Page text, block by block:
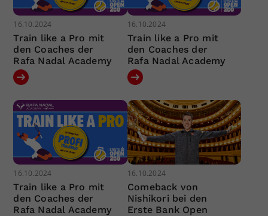
16.10.2024
Train like a Pro mit
den Coaches der
Rafa Nadal Academy
16.10.2024
Train like a Pro mit
den Coaches der
Rafa Nadal Academy
16.10.2024
Train like a Pro mit
den Coaches der
Rafa Nadal Academy
16.10.2024
Comeback von
Nishikori bei den
Erste Bank Open